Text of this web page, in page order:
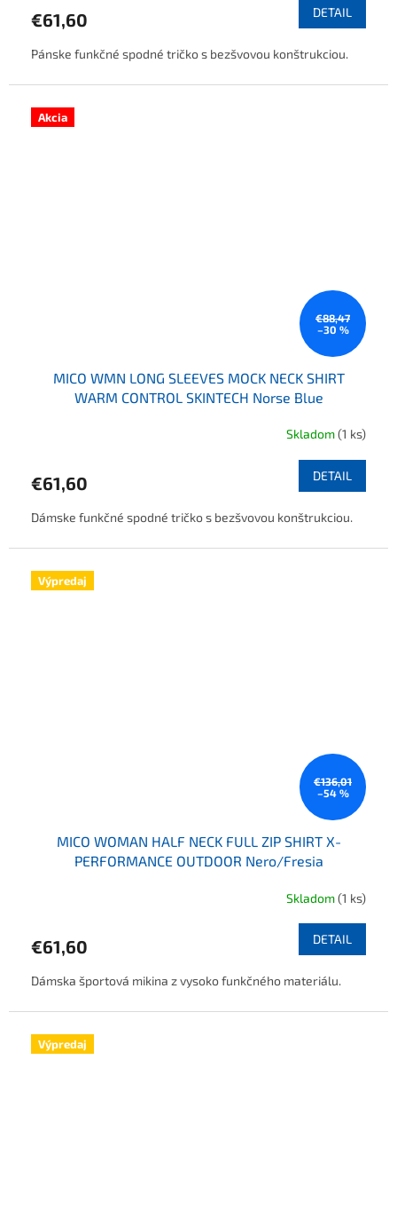
€61,60 DETAIL
Pánske funkčné spodné tričko s bezšvovou konštrukciou.
Akcia
€88,47
–30 %
MICO WMN LONG SLEEVES MOCK NECK SHIRT
WARM CONTROL SKINTECH Norse Blue
Skladom(1 ks)
€61,60 DETAIL
Dámske funkčné spodné tričko s bezšvovou konštrukciou.
Výpredaj
€136,01
–54 %
MICO WOMAN HALF NECK FULL ZIP SHIRT X-
PERFORMANCE OUTDOOR Nero/Fresia
Skladom(1 ks)
€61,60 DETAIL
Dámska športová mikina z vysoko funkčného materiálu.
Výpredaj